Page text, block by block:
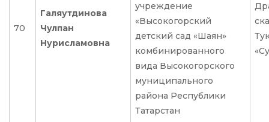
70
Галяутдинова
Чулпан
Нурисламовна
учреждение
«Высокогорский
детский сад «Шаян»
комбинированного
вида Высокогорского
муниципального
района Республики
Татарстан